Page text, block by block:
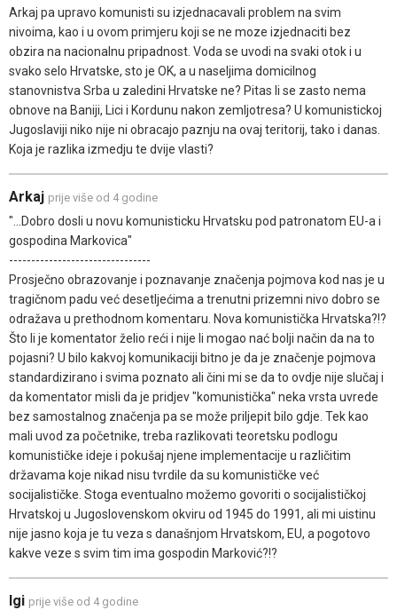
Arkaj pa upravo komunisti su izjednacavali problem na svim
nivoima, kao i u ovom primjeru koji se ne moze izjednaciti bez
obzira na nacionalnu pripadnost. Voda se uvodi na svaki otok i u
svako selo Hrvatske, sto je OK, a u naseljima domicilnog
stanovnistva Srba u zaledini Hrvatske ne? Pitas li se zasto nema
obnove na Baniji, Lici i Kordunu nakon zemljotresa? U komunistickoj
Jugoslaviji niko nije ni obracajo paznju na ovaj teritorij, tako i danas.
Koja je razlika izmedju te dvije vlasti?
Arkaj prije više od 4 godine
"...Dobro dosli u novu komunisticku Hrvatsku pod patronatom EU-a i
gospodina Markovica"
--------------------------------
Prosječno obrazovanje i poznavanje značenja pojmova kod nas je u
tragičnom padu već desetljećima a trenutni prizemni nivo dobro se
odražava u prethodnom komentaru. Nova komunistička Hrvatska?!?
Što li je komentator želio reći i nije li mogao nać bolji način da na to
pojasni? U bilo kakvoj komunikaciji bitno je da je značenje pojmova
standardizirano i svima poznato ali čini mi se da to ovdje nije slučaj i
da komentator misli da je pridjev "komunistička" neka vrsta uvrede
bez samostalnog značenja pa se može priljepit bilo gdje. Tek kao
mali uvod za početnike, treba razlikovati teoretsku podlogu
komunističke ideje i pokušaj njene implementacije u različitim
državama koje nikad nisu tvrdile da su komunističke već
socijalističke. Stoga eventualno možemo govoriti o socijalističkoj
Hrvatskoj u Jugoslovenskom okviru od 1945 do 1991, ali mi uistinu
nije jasno koja je tu veza s današnjom Hrvatskom, EU, a pogotovo
kakve veze s svim tim ima gospodin Marković?!?
Igi prije više od 4 godine